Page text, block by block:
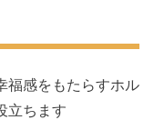
福感をもたらすホル
立ちます